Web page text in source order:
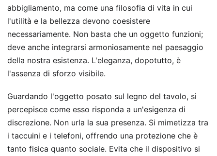
abbigliamento, ma come una filosofia di vita in cui
l'utilità e la bellezza devono coesistere
necessariamente. Non basta che un oggetto funzioni;
deve anche integrarsi armoniosamente nel paesaggio
della nostra esistenza. L'eleganza, dopotutto, è
l'assenza di sforzo visibile.
Guardando l'oggetto posato sul legno del tavolo, si
percepisce come esso risponda a un'esigenza di
discrezione. Non urla la sua presenza. Si mimetizza tra
i taccuini e i telefoni, offrendo una protezione che è
tanto fisica quanto sociale. Evita che il dispositivo si